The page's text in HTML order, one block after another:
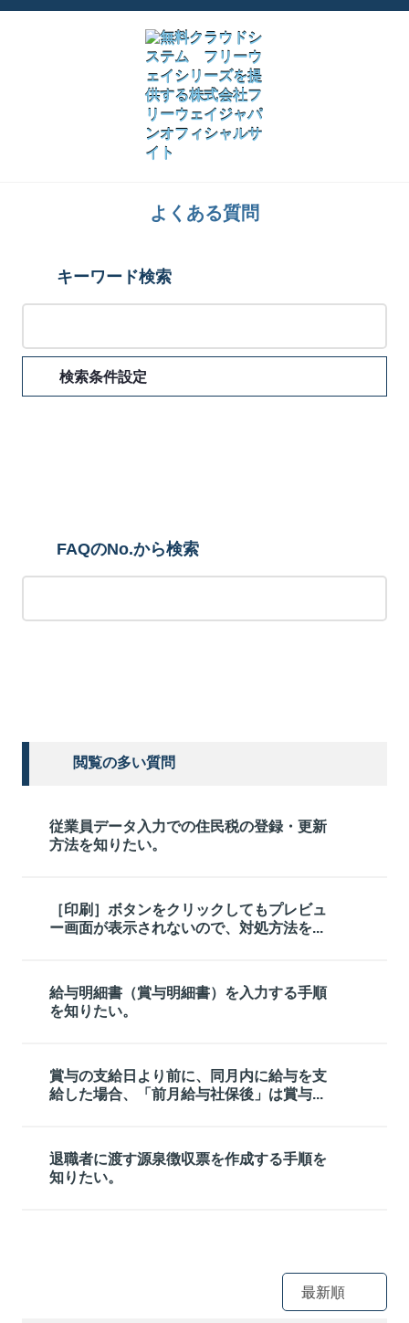
よくある質問
キーワード検索
検索条件設定
FAQのNo.から検索
閲覧の多い質問
従業員データ入力での住民税の登録・更新
方法を知りたい。
［印刷］ボタンをクリックしてもプレビュ
ー画面が表示されないので、対処方法を...
給与明細書（賞与明細書）を入力する手順
を知りたい。
賞与の支給日より前に、同月内に給与を支
給した場合、「前月給与社保後」は賞与...
退職者に渡す源泉徴収票を作成する手順を
知りたい。
最新順